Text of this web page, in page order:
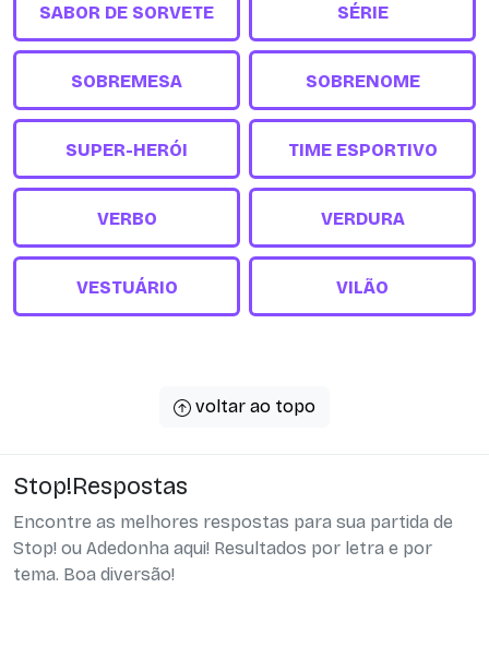
SABOR DE SORVETE SÉRIE
SOBREMESA SOBRENOME
SUPER-HERÓI TIME ESPORTIVO
VERBO VERDURA
VESTUÁRIO VILÃO
voltar ao topo
Stop!Respostas
Encontre as melhores respostas para sua partida de
Stop! ou Adedonha aqui! Resultados por letra e por
tema. Boa diversão!